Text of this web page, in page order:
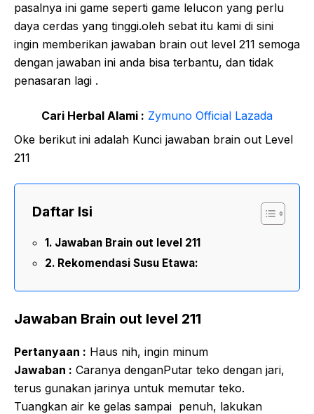
pasalnya ini game seperti game lelucon yang perlu
daya cerdas yang tinggi.oleh sebat itu kami di sini
ingin memberikan jawaban brain out level 211 semoga
dengan jawaban ini anda bisa terbantu, dan tidak
penasaran lagi .
Cari Herbal Alami : Zymuno Official Lazada
Oke berikut ini adalah Kunci jawaban brain out Level
211
Daftar Isi
Jawaban Brain out level 211
Rekomendasi Susu Etawa:
Jawaban Brain out level 211
Pertanyaan : Haus nih, ingin minum
Jawaban : Caranya denganPutar teko dengan jari,
terus gunakan jarinya untuk memutar teko.
Tuangkan air ke gelas sampai penuh, lakukan